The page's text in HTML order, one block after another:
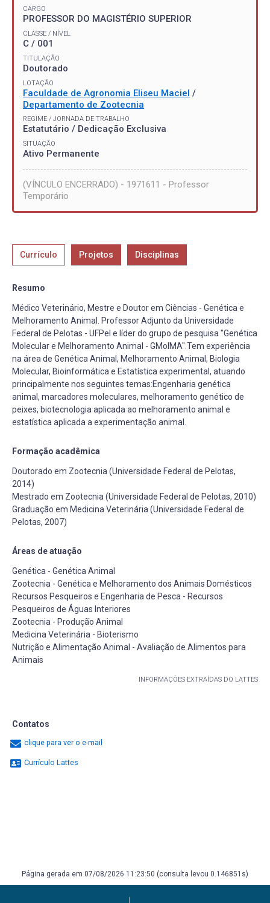
CARGO
PROFESSOR DO MAGISTÉRIO SUPERIOR
CLASSE / NÍVEL
C / 001
TITULAÇÃO
Doutorado
LOTAÇÃO
Faculdade de Agronomia Eliseu Maciel /
Departamento de Zootecnia
REGIME / JORNADA DE TRABALHO
Estatutário / Dedicação Exclusiva
SITUAÇÃO
Ativo Permanente
(VÍNCULO ENCERRADO) - 1971611 - Professor
Temporário
Currículo Projetos Disciplinas
Resumo
Médico Veterinário, Mestre e Doutor em Ciências - Genética e
Melhoramento Animal. Professor Adjunto da Universidade
Federal de Pelotas - UFPel e líder do grupo de pesquisa "Genética
Molecular e Melhoramento Animal - GMolMA".Tem experiência
na área de Genética Animal, Melhoramento Animal, Biologia
Molecular, Bioinformática e Estatística experimental, atuando
principalmente nos seguintes temas:Engenharia genética
animal, marcadores moleculares, melhoramento genético de
peixes, biotecnologia aplicada ao melhoramento animal e
estatística aplicada a experimentação animal.
Formação acadêmica
Doutorado em Zootecnia (Universidade Federal de Pelotas,
2014)
Mestrado em Zootecnia (Universidade Federal de Pelotas, 2010)
Graduação em Medicina Veterinária (Universidade Federal de
Pelotas, 2007)
Áreas de atuação
Genética - Genética Animal
Zootecnia - Genética e Melhoramento dos Animais Domésticos
Recursos Pesqueiros e Engenharia de Pesca - Recursos
Pesqueiros de Águas Interiores
Zootecnia - Produção Animal
Medicina Veterinária - Bioterismo
Nutrição e Alimentação Animal - Avaliação de Alimentos para
Animais
INFORMAÇÕES EXTRAÍDAS DO LATTES
Contatos
clique para ver o e-mail
Currículo Lattes
Página gerada em 07/08/2026 11:23:50 (consulta levou 0.146851s)